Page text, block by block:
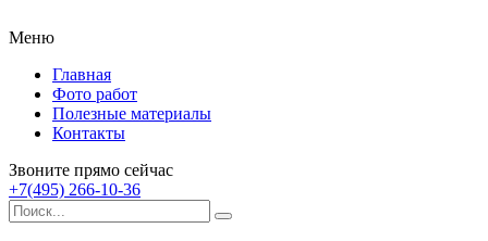
Меню
Главная
Фото работ
Полезные материалы
Контакты
Звоните прямо сейчас
+7(495) 266-10-36